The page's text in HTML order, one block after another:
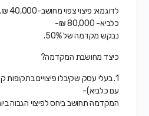
כלביא- 80,000 ₪-
נבקש מקדמה של 50%.
כיצד מחושבת המקדמה?
1. בעלי עסק שקיבלו פיצויים
עם כלביא)-
המקדמה תחושב ביחס לפיצוי הגבוה